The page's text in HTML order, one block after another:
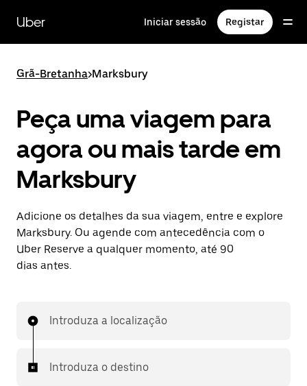
para
conteúdo
Uber Iniciar sessão Registar
Grã-Bretanha>Marksbury
Peça uma viagem para
agora ou mais tarde em
Marksbury
Adicione os detalhes da sua viagem, entre e explore
Marksbury. Ou agende com antecedência com o
Uber Reserve a qualquer momento, até 90
dias antes.
Introduza a localização
Introduza o destino